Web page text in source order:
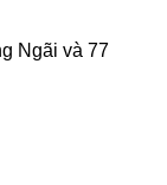
Ngãi và 77